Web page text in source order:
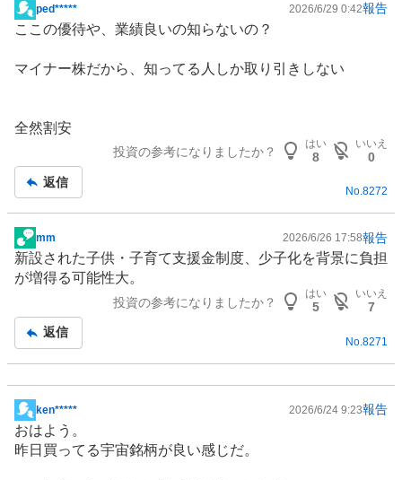
掲
示
記
ped***** 2026/6/29 0:42報告
ここの優待や、業績良いの知らないの？
マイナー株だから、知ってる人しか取り引きしない
全然割安
投資の参考になりましたか？
はい
8
いいえ
0
返信
No.8272
掲
示
板
mm 2026/6/26 17:58報告
新設された子供・ 子育て支援金制度、少子化を背景に負担
が増得る可能性大。
投資の参考になりましたか？
はい
5
いいえ
7
返信
No. 8271
掲
示
板
ken***** 2026/6/24 9:23報告
おはよう。
昨日買ってる宇宙銘柄が良い感じだ。